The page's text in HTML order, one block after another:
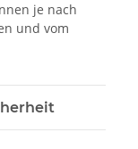
je nach
und vom